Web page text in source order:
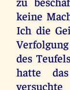
keine
Ich die
des
hatte